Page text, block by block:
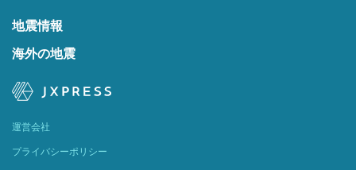
地震情報
海外の地震
運営会社
プライバシーポリシー